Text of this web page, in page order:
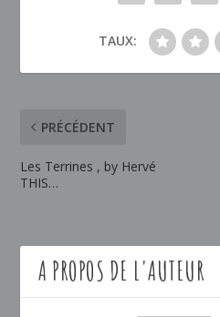
TAUX:
PRÉCÉDENT
Les Terrines , by Hervé
THIS…
A PROPOS DE L'AUTEUR